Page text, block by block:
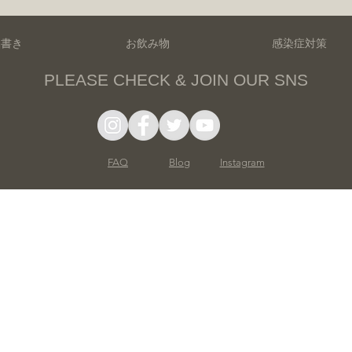
き お飲み物 感染症対策
PLEASE CHECK & JOIN OUR SNS
FAQ Blog Instagram